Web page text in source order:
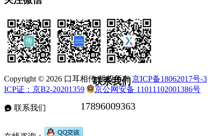
Copyright © 2026 口耳相传 版权所有京ICP备18062017号-3
ICP证：京B2-20201359
京公网安备 11011102001386号
联系我们
联系我们